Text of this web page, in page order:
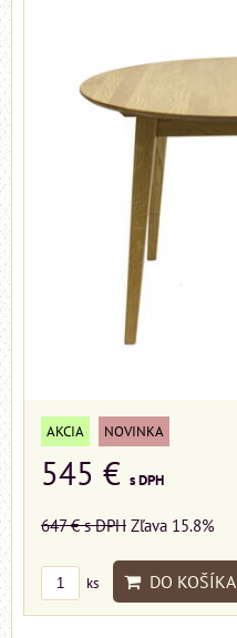
AKCIA NOVINKA
545 € s DPH
647 €s DPH Zľava 15.8%
ks DO KOŠÍKA